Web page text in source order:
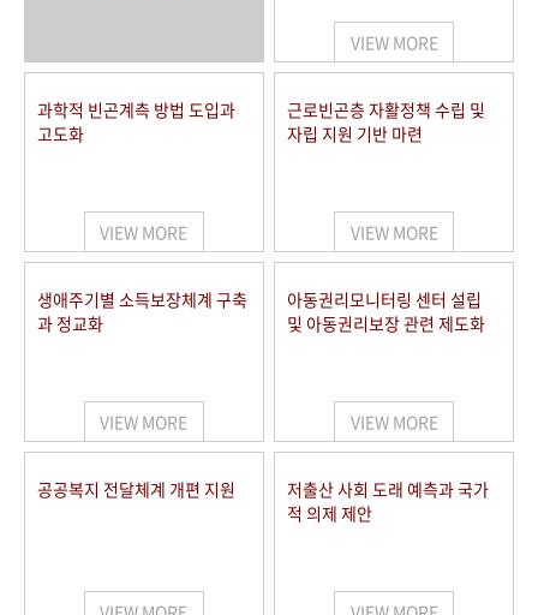
VIEW MORE
과학적 빈곤계측 방법 도입과
고도화
VIEW MORE
근로빈곤층 자활정책 수립 및
자립 지원 기반 마련
VIEW MORE
생애주기별 소득보장체계 구축
과 정교화
VIEW MORE
아동권리모니터링 센터 설립
및 아동권리보장 관련 제도화
VIEW MORE
공공복지 전달체계 개편 지원
저출산 사회 도래 예측과 국가
적 의제 제안